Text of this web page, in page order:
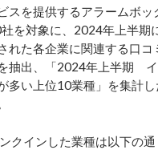
スを提供するアラームボッ
を対象に、2024年上半期
れた各企業に関連する口コ
抽出、「2024年上半期
多い上位10業種」を集計
クインした業種は以下の通